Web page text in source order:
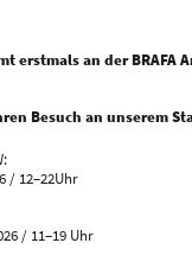
erstmals an der BRAFA
Besuch an unserem
/ 12–22Uhr
/ 11–19 Uhr